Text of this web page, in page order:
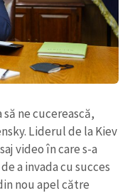
ne cucerească,
Liderul de la Kiev
video în care s-a
a invada cu succes
nou apel către